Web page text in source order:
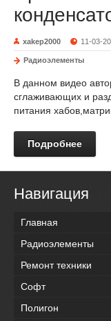
xakep2000 11-03-
Радиоэлементы
В данном видео
сглаживающих и
питания
Подробнее
Навигация
Главная
Радиоэлементы
Ремонт техники
Софт
Полигон